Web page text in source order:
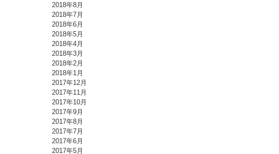
2018年8月
2018年7月
2018年6月
2018年5月
2018年4月
2018年3月
2018年2月
2018年1月
2017年12月
2017年11月
2017年10月
2017年9月
2017年8月
2017年7月
2017年6月
2017年5月